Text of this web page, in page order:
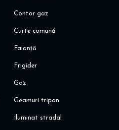
Contor gaz
Curte comună
Faianță
Frigider
Gaz
Geamuri tripan
Iluminat stradal